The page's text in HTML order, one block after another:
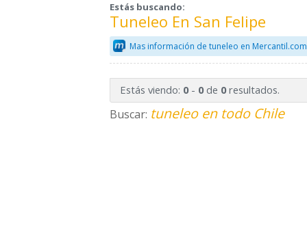
Estás buscando:
Tuneleo En San Felipe
Mas información de tuneleo en Mercantil.com
Estás viendo: 0- 0de 0resultados.
Buscar: tuneleo en todo Chile